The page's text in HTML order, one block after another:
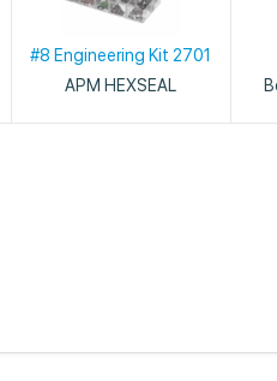
#8 Engineering Kit 2701
APM HEXSEAL